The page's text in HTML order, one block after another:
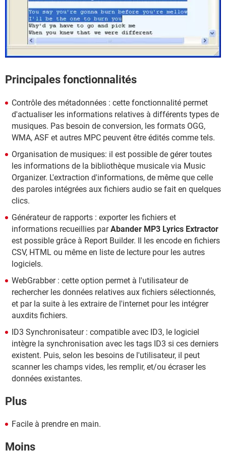
Principales fonctionnalités
Contrôle des métadonnées : cette fonctionnalité permet
d'actualiser les informations relatives à différents types de
musiques. Pas besoin de conversion, les formats OGG,
WMA, ASF et autres MPC peuvent être édités comme tels.
Organisation de musiques: il est possible de gérer toutes
les informations de la bibliothèque musicale via Music
Organizer. L'extraction d'informations, de même que celle
des paroles intégrées aux fichiers audio se fait en quelques
clics.
Générateur de rapports : exporter les fichiers et
informations recueillies parAbander MP3 Lyrics Extractor
est possible grâce à Report Builder. Il les encode en fichiers
CSV, HTML ou même en liste de lecture pour les autres
logiciels.
WebGrabber : cette option permet à l'utilisateur de
rechercher les données relatives aux fichiers sélectionnés,
et par la suite à les extraire de l'internet pour les intégrer
auxdits fichiers.
ID3 Synchronisateur : compatible avec ID3, le logiciel
intègre la synchronisation avec les tags ID3 si ces derniers
existent. Puis, selon les besoins de l'utilisateur, il peut
scanner les champs vides, les remplir, et/ou écraser les
données existantes.
Plus
Facile à prendre en main.
Moins